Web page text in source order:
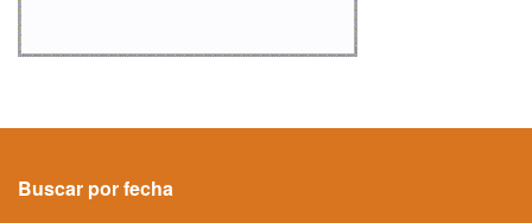
Buscar por fecha